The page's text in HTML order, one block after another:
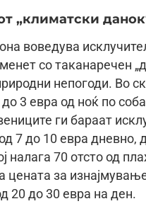
„климатски
воведува
со таканаречен
непогоди. Во
до 3 евра од ноќ по
ги бараат
7 до 10 евра дневно,
налага 70 отсто од
цената за
20 до 30 евра на ден.